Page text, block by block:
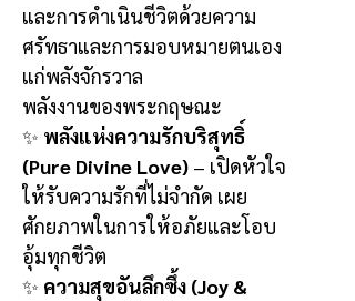
และการดำเนินชีวิตด้วยความ
ศรัทธาและการมอบหมายตนเอง
แก่พลังจักรวาล
พลังงานของพระกฤษณะ
✨ พลังแห่งความรักบริสุทธิ์
(Pure Divine Love) – เปิดหัวใจ
ให้รับความรักที่ไม่จำกัด เผย
ศักยภาพในการให้อภัยและโอบ
อุ้มทุกชีวิต
✨ ความสุขอันลึกซึ้ง (Joy &